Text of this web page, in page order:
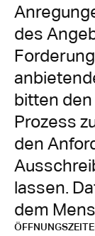
des
bitten
Prozess
den
lassen.
dem